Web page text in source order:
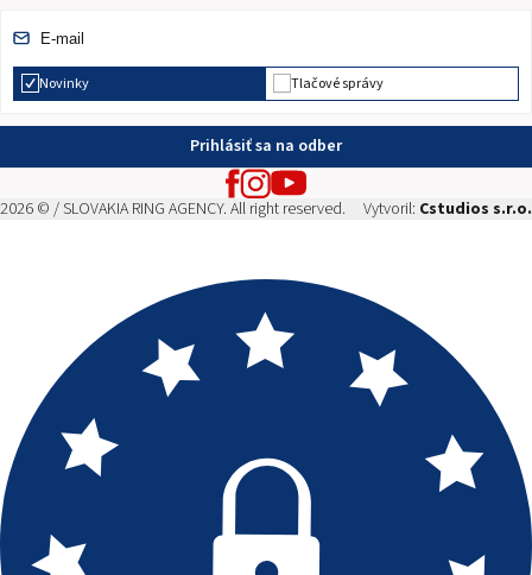
Novinky Tlačové správy
Prihlásiť sa na odber
2026 © / SLOVAKIA RING AGENCY. All right reserved. Vytvoril: Cstudios s.r.o.